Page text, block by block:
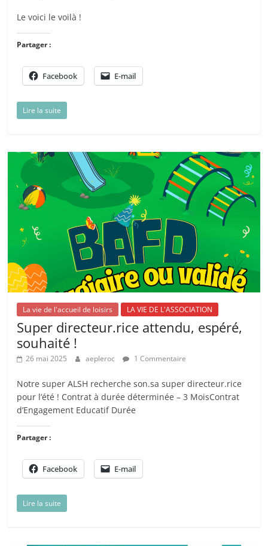
Le voici le voilà !
Partager :
Facebook E-mail
Lire la suite
La vie de l'accueil de loisirs LA VIE DE L'ASSOCIATION
Super directeur.rice attendu, espéré,
souhaité !
26 mai 2025 aepleroc 1 Commentaire
Notre super ALSH recherche son.sa super directeur.rice
pour l’été ! Contrat à durée déterminée – 3 MoisContrat
d’Engagement Educatif Durée
Partager :
Facebook E-mail
Lire la suite